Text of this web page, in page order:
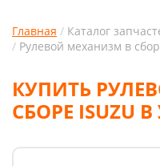
Главная
Каталог
Рулевой механизм в
КУПИТЬ
СБОРЕ ISUZU